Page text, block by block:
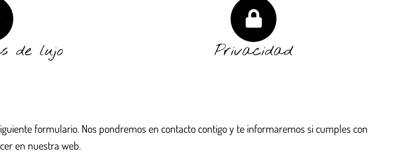
de lujo Privacidad
formulario. Nos pondremos en contacto contigo y te informaremos si cumples con
en nuestra web.